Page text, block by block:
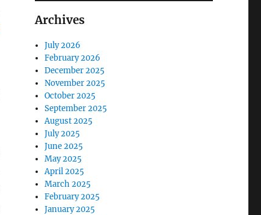
Archives
July 2026
February 2026
December 2025
November 2025
October 2025
September 2025
August 2025
July 2025
June 2025
May 2025
April 2025
March 2025
February 2025
January 2025